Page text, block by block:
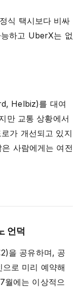
식 택시보다 비싸
하고 UberX는 없
Helbiz)를 대여
만 교통 상황에서
가 개선되고 있지
사람에게는 여전
언덕
을 공유하며, 공
로 미리 예약해
월에는 이상적으